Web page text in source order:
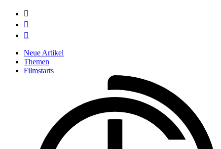



Neue Artikel
Themen
Filmstarts